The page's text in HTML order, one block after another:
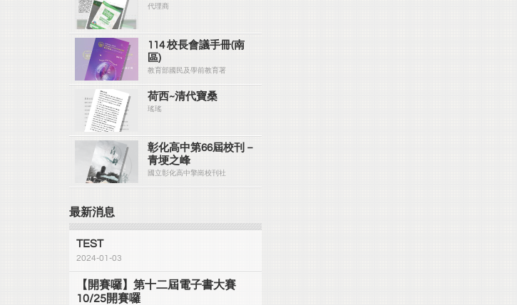
代理商
114 校長會議手冊(南
區)
教育部國民及學前教育署
荷西~清代寶桑
瑤瑤
彰化高中第66屆校刊－
青埂之峰
國立彰化高中擎崗校刊社
最新消息
TEST
2024-01-03
【開賽囉】第十二屆電子書大賽
10/25開賽囉